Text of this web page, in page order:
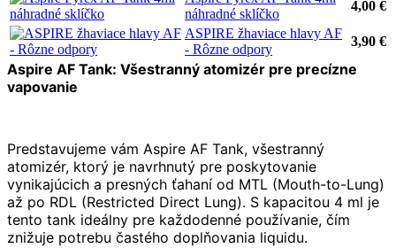
náhradné sklíčko
4,00 €
ASPIRE žhaviace hlavy AF
- Rôzne odpory
3,90 €
Aspire AF Tank: Všestranný atomizér pre precízne
vapovanie
Predstavujeme vám Aspire AF Tank, všestranný
atomizér, ktorý je navrhnutý pre poskytovanie
vynikajúcich a presných ťahaní od MTL (Mouth-to-Lung)
až po RDL (Restricted Direct Lung). S kapacitou 4 ml je
tento tank ideálny pre každodenné používanie, čím
znižuje potrebu častého doplňovania liquidu.